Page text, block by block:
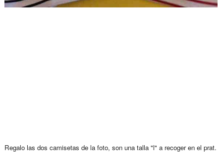
Regalo las dos camisetas de la foto, son una talla "l" a recoger en el prat.